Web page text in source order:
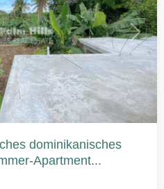
Weiter
dominikanisches
Apartment...